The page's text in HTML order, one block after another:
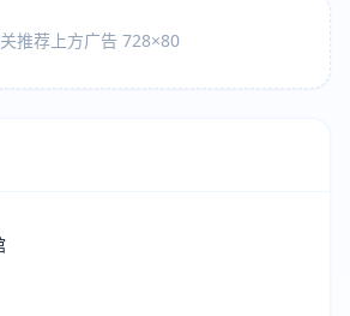
推荐上方广告 728×80